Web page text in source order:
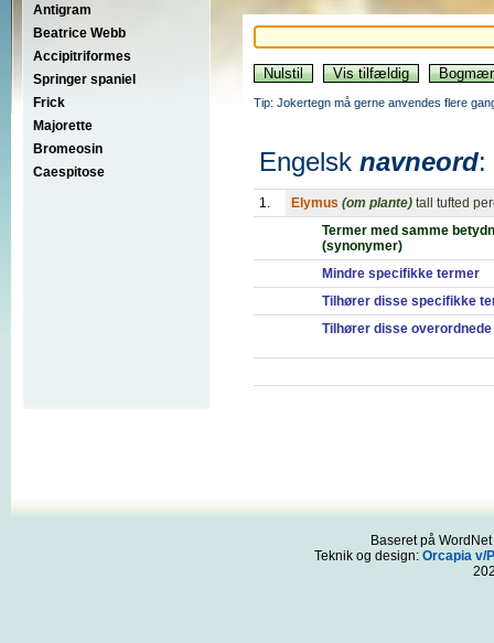
Antigram
Beatrice Webb
Accipitriformes
Springer spaniel
Frick
Majorette
Bromeosin
Caespitose
Tip: Jokertegn må gerne anvendes flere
Engelsk navneord:
1. Elymus (om plante) tall tufted
Termer med samme
(synonymer)
Mindre specifikke termer
Tilhører disse specifikke
Tilhører disse
Baseret på
Teknik og design: Orcapia v/